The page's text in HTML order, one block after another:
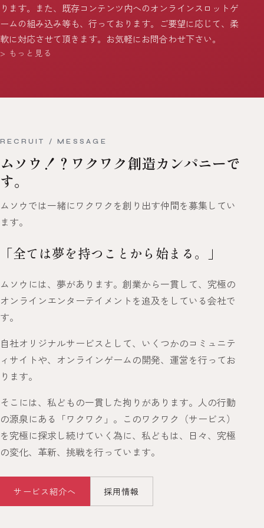
ります。また、既存コンテンツ内へのオンラインスロットゲ
ームの組み込み等も、行っております。ご要望に応じて、柔
軟に対応させて頂きます。お気軽にお問合わせ下さい。
> もっと見る
RECRUIT / MESSAGE
ムソウ！？ワクワク創造カンパニーで
す。
ムソウでは一緒にワクワクを創り出す仲間を募集してい
ます。
「全ては夢を持つことから始まる。」
ムソウには、夢があります。創業から一貫して、究極の
オンラインエンターテイメントを追及をしている会社で
す。
自社オリジナルサービスとして、いくつかのコミュニテ
ィサイトや、オンラインゲームの開発、運営を行ってお
ります。
そこには、私どもの一貫した拘りがあります。人の行動
の源泉にある「ワクワク」。このワクワク（サービス）
を究極に探求し続けていく為に、私どもは、日々、究極
の変化、革新、挑戦を行っています。
サービス紹介へ 採用情報